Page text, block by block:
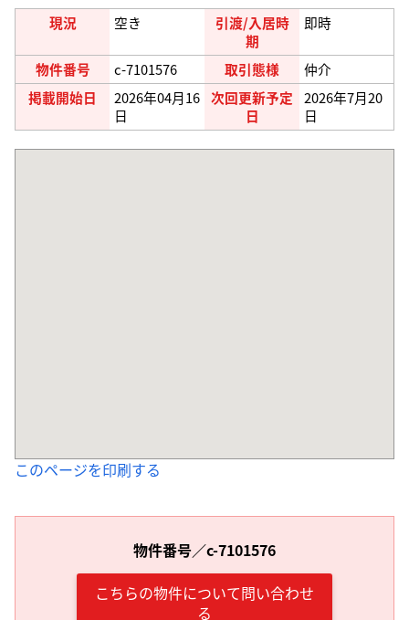
現況 空き
引渡/入居時
期
即時
物件番号 c-7101576 取引態様
仲介
掲載開始日
2026年04月16
日
次回更新予定
日
2026年7月20
日
このページを印刷する
物件番号／c-7101576
こちらの物件について問い合わせ
る